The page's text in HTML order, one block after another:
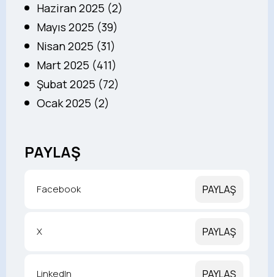
Haziran 2025 (2)
Mayıs 2025 (39)
Nisan 2025 (31)
Mart 2025 (411)
Şubat 2025 (72)
Ocak 2025 (2)
PAYLAŞ
Facebook PAYLAŞ
X PAYLAŞ
LinkedIn PAYLAŞ